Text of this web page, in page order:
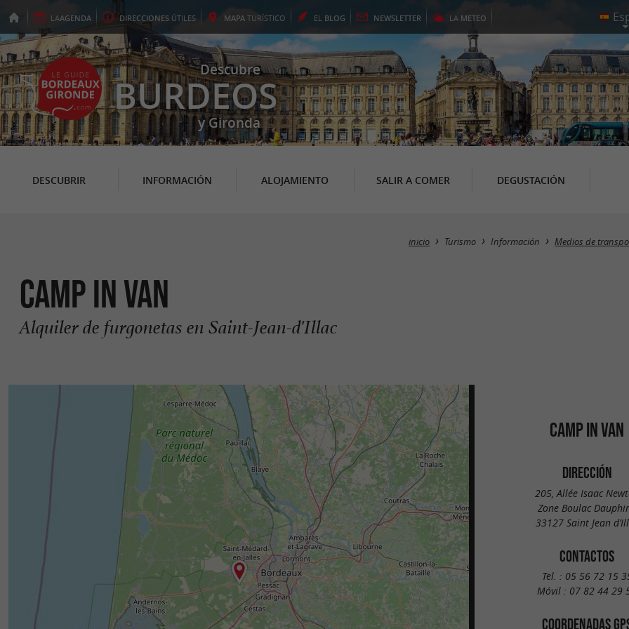
LAAGENDA DIRECCIONES ÚTILES MAPA TURÍSTICO EL BLOG NEWSLETTER LA METEO
Descubre
BURDEOS
y Gironda
DESCUBRIR INFORMACIÓN ALOJAMIENTO SALIR A COMER DEGUSTACIÓN
inicio Turismo Información Medios de
Camp In Van
Alquiler de furgonetas en Saint-Jean-d'Illac
CAMP IN VAN
DIRECCIÓN
205, Allée Isaac
Zone Boulac
33127 Saint Jean
CONTACTOS
Tel. : 05 56 72 15
Móvil : 07 82 44 29
COORDENADAS